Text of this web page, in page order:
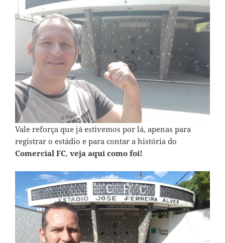
Vale reforça que já estivemos por lá, apenas para
registrar o estádio e para contar a história do
Comercial FC, veja aqui como foi!